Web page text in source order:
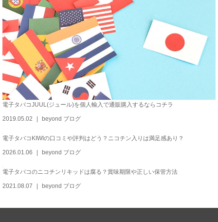
電子タバコJUUL(ジュール)を個人輸入で通販購入するならコチラ
2019.05.02 beyond ブログ
電子タバコKIWIの口コミや評判はどう？ニコチン入りは満足感あり？
2026.01.06 beyond ブログ
電子タバコのニコチンリキッドは腐る？賞味期限や正しい保管方法
2021.08.07 beyond ブログ